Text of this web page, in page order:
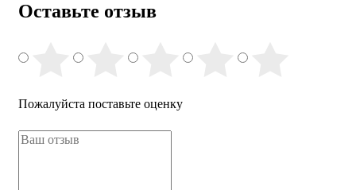
Оставьте отзыв
Пожалуйста поставьте оценку